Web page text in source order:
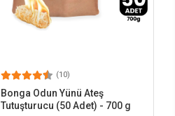
(10)
Bonga Odun Yünü Ateş
Tutuşturucu (50 Adet) - 700 g